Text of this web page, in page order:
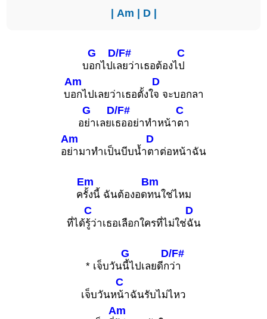
| Am | D|
บ
G
อกไปเ
D/F#
ลยว่าเธอต้องไ
C
ป
บ
Am
อกไปเลยว่าเธอตั้งใ
D
จ จะบอกลา
อ
G
ย่าเลยเ
D/F#
ธออย่าทำหน้า
C
ตา
อ
Am
ย่ามาทำเป็นบีบน้ำ
D
ตาต่อหน้าฉัน
ค
Em
รั้งนี้ ฉันต้องอด
Bm
ทนใช่ไหม
ที่ได้
C
รู้ว่าเธอเลือกใครที่ไม่ใช่
D
ฉัน
* เจ็บวัน
G
นี้ไปเลยดีก
D/F#
ว่า
เจ็บวันห
C
น้าฉันรับไม่ไหว
Am